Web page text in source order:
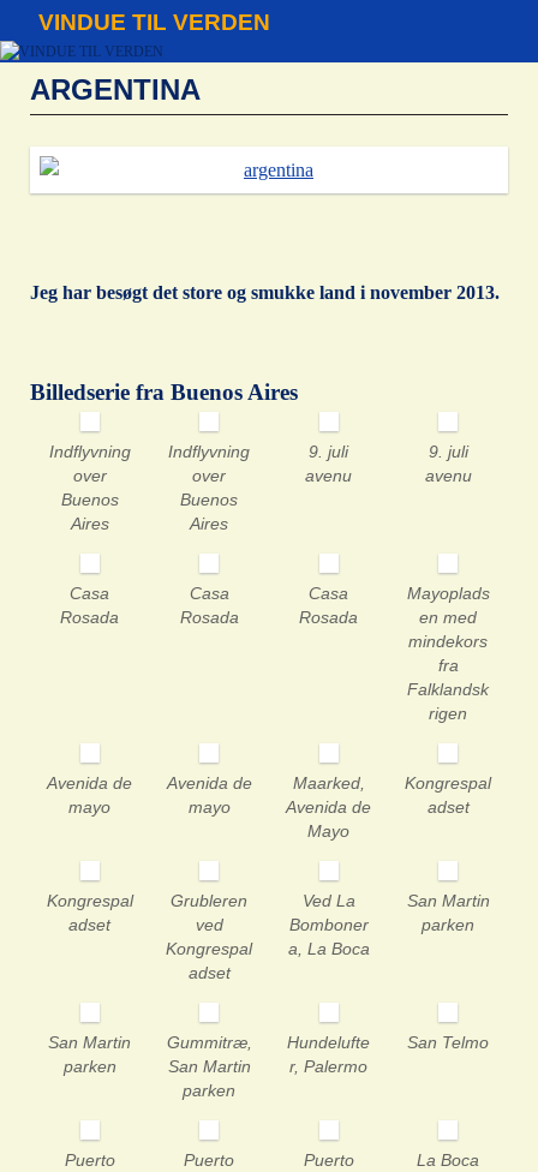
VINDUE TIL VERDEN
ARGENTINA
Jeg har besøgt det store og smukke land i november 2013.
Billedserie fra Buenos Aires
Indflyvning
over
Buenos
Aires
Indflyvning
over
Buenos
Aires
9. juli
avenu
9. juli
avenu
Casa
Rosada
Casa
Rosada
Casa
Rosada
Mayoplads
en med
mindekors
fra
Falklandsk
rigen
Avenida de
mayo
Avenida de
mayo
Maarked,
Avenida de
Mayo
Kongrespal
adset
Kongrespal
adset
Grubleren
ved
Kongrespal
adset
Ved La
Bomboner
a, La Boca
San Martin
parken
San Martin
parken
Gummitræ,
San Martin
parken
Hundelufte
r, Palermo
San Telmo
Puerto
Puerto
Puerto
La Boca